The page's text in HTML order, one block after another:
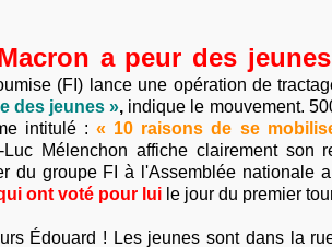
a peur des
(FI) lance une opération de
des jeunes », indique le mouvement.
intitulé :« 10 raisons de se
Luc Mélenchon affiche clairement son
du groupe FI à l'Assemblée nationale a
ont voté pour lui le jour du premier
Édouard ! Les jeunes sont dans la